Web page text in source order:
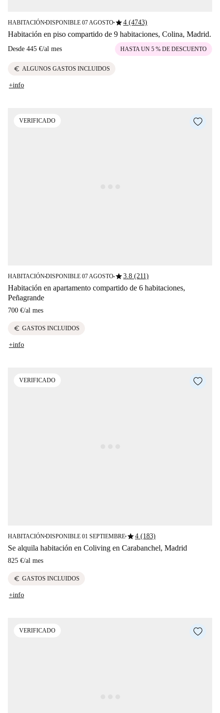
HABITACIÓN■DISPONIBLE 07 AGOSTO■star4 (4743)
Habitación en piso compartido de 9 habitaciones, Colina, Madrid.
Desde 445 €/al mes HASTA UN 5 % DE DESCUENTO
euro ALGUNOS GASTOS INCLUIDOS
+info
VERIFICADO
HABITACIÓN■DISPONIBLE 07 AGOSTO■star3.8 (211)
Habitación en apartamento compartido de 6 habitaciones,
Peñagrande
700 €/al mes
euro GASTOS INCLUIDOS
+info
VERIFICADO
HABITACIÓN■DISPONIBLE 01 SEPTIEMBRE■star4 (183)
Se alquila habitación en Coliving en Carabanchel, Madrid
825 €/al mes
euro GASTOS INCLUIDOS
+info
VERIFICADO